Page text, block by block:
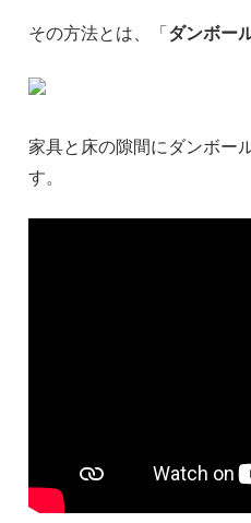
その方法とは、「ダンボー
家具と床の隙間にダンボー
す。